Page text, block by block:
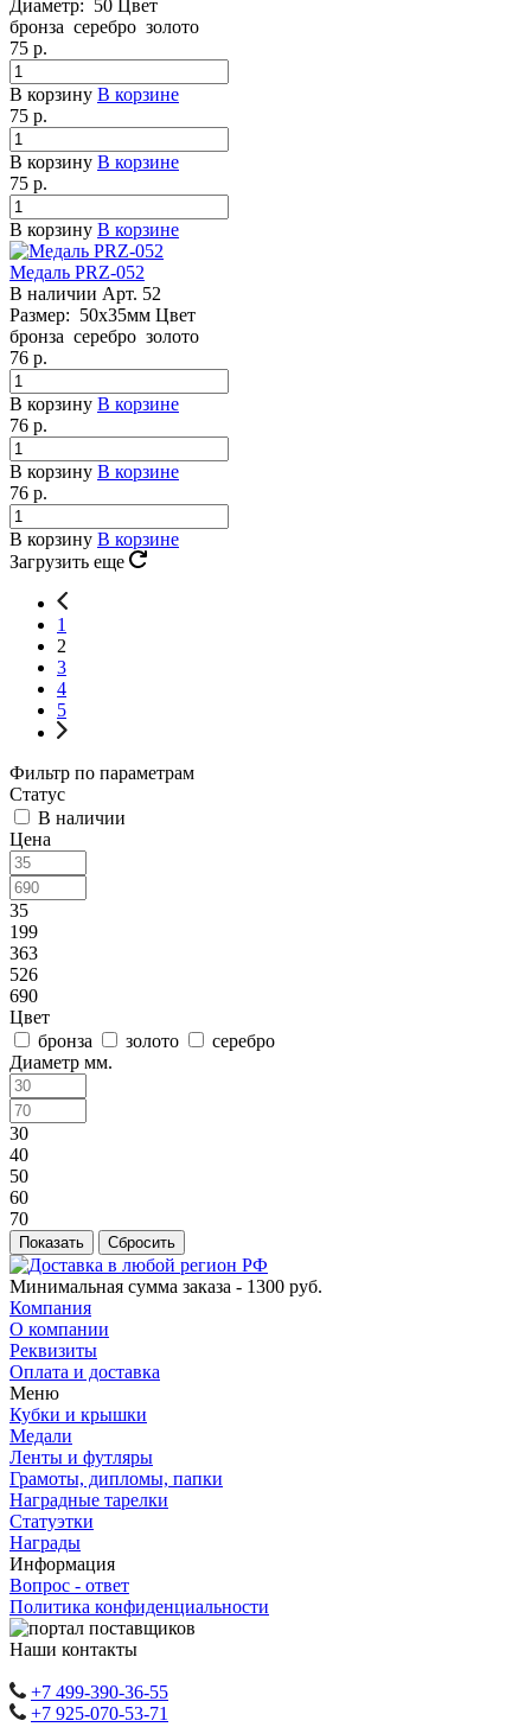
Диаметр: 50
Цвет
бронза серебро золото
75 р.
В корзину В корзине
75 р.
В корзину В корзине
75 р.
В корзину В корзине
Медаль PRZ-052
В наличии Арт. 52
Размер: 50х35мм Цвет
бронза серебро золото
76 р.
В корзину В корзине
76 р.
В корзину В корзине
76 р.
В корзину В корзине
Загрузить еще
1
2
3
4
5
Фильтр по параметрам
Статус
В наличии
Цена
35
199
363
526
690
Цвет
бронза
золото
серебро
Диаметр мм.
30
40
50
60
70
Сбросить
Минимальная сумма заказа - 1300 руб.
Компания
О компании
Реквизиты
Оплата и доставка
Меню
Кубки и крышки
Медали
Ленты и футляры
Грамоты, дипломы, папки
Наградные тарелки
Статуэтки
Награды
Информация
Вопрос - ответ
Политика конфиденциальности
Наши контакты
+7 499-390-36-55
+7 925-070-53-71